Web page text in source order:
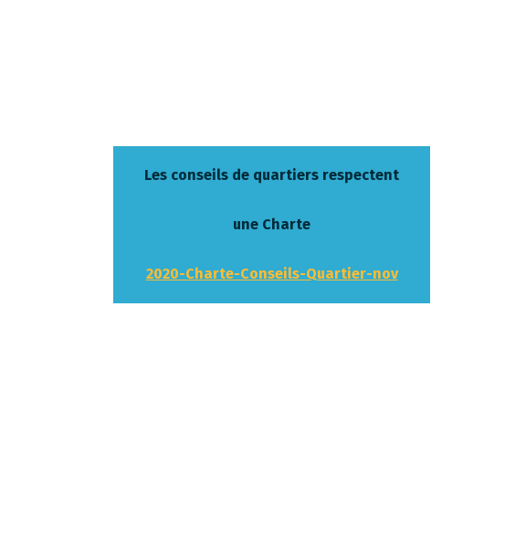
Les conseils de quartiers respectent
une Charte
2020-Charte-Conseils-Quartier-nov